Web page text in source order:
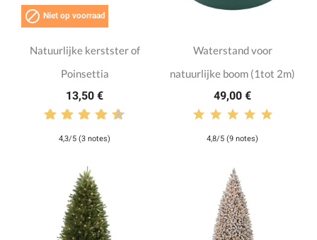
 Niet op voorraad
Natuurlijke kerstster of
Poinsettia
13,50 €
4,3/5 (3 notes)
Waterstand voor
natuurlijke boom (1tot 2m)
49,00 €
4,8/5 (9 notes)